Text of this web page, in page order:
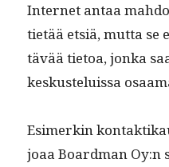
Inter­net antaa
tietää etsiä, mut­ta
tävää tietoa, jon­ka
keskusteluis­sa
Esimerkin
joaa Board­man